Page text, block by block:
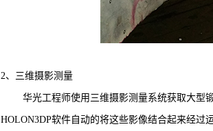
2、三维摄影测量
华光工程师使用三维摄影测量系统获取大型
HOLON3DP软件自动的将这些影像结合起来经过